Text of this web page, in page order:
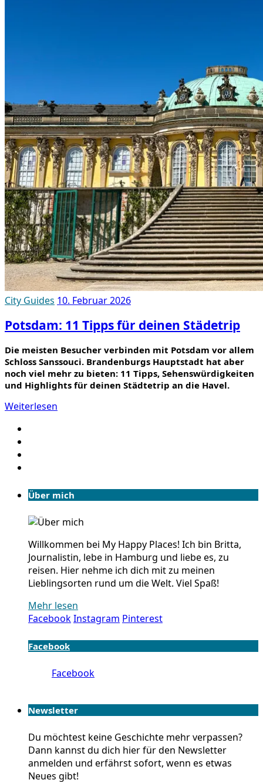
City Guides 10. Februar 2026
Potsdam: 11 Tipps für deinen Städetrip
Die meisten Besucher verbinden mit Potsdam vor allem
Schloss Sanssouci. Brandenburgs Hauptstadt hat aber
noch viel mehr zu bieten: 11 Tipps, Sehenswürdigkeiten
und Highlights für deinen Städtetrip an die Havel.
Weiterlesen
Über mich
Willkommen bei My Happy Places! Ich bin Britta,
Journalistin, lebe in Hamburg und liebe es, zu
reisen. Hier nehme ich dich mit zu meinen
Lieblingsorten rund um die Welt. Viel Spaß!
Mehr lesen
FacebookInstagram Pinterest
Facebook
Facebook
Newsletter
Du möchtest keine Geschichte mehr verpassen?
Dann kannst du dich hier für den Newsletter
anmelden und erfährst sofort, wenn es etwas
Neues gibt!